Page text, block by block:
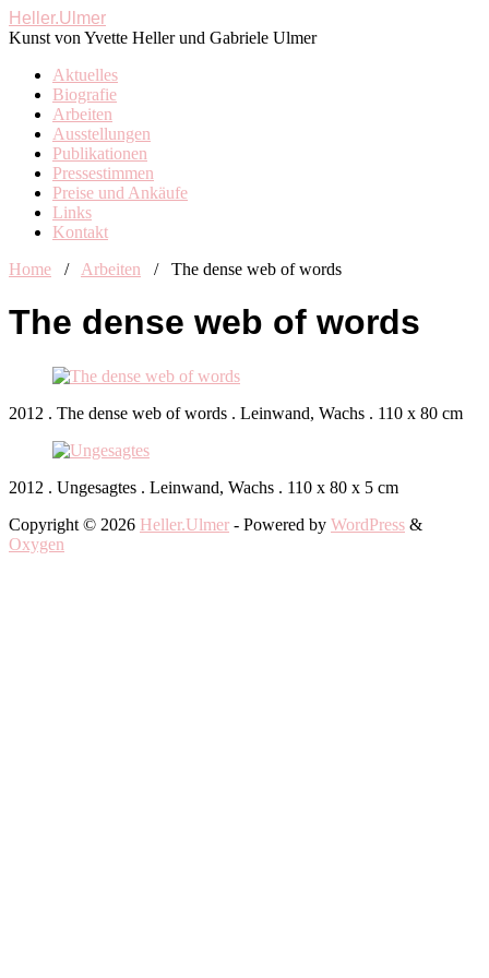
Heller.Ulmer
Kunst von Yvette Heller und Gabriele Ulmer
Aktuelles
Biografie
Arbeiten
Ausstellungen
Publikationen
Pressestimmen
Preise und Ankäufe
Links
Kontakt
Home
/ Arbeiten / The dense web of words
The dense web of words
2012 . The dense web of words . Leinwand, Wachs . 110 x 80 cm
2012 . Ungesagtes . Leinwand, Wachs . 110 x 80 x 5 cm
Copyright © 2026 Heller.Ulmer - Powered by WordPress &
Oxygen